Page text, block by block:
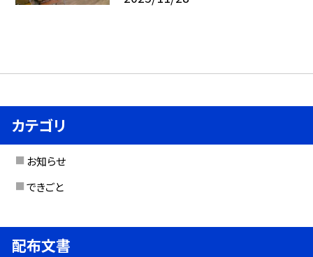
カテゴリ
お知らせ
できごと
配布文書